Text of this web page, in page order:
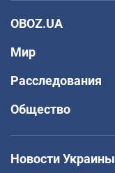
OBOZ.UA
Мир
Расследования
Общество
Новости Украины